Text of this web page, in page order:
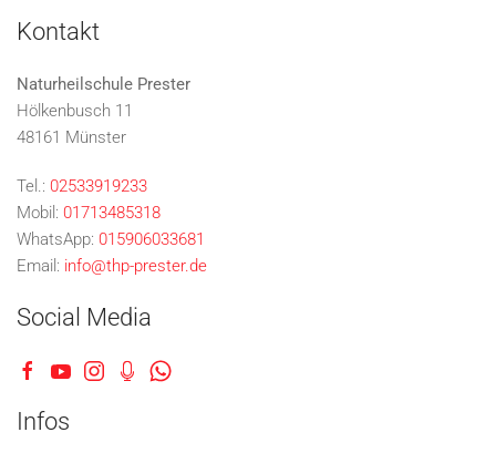
Kontakt
Naturheilschule Prester
Hölkenbusch 11
48161 Münster
Tel.: 02533919233
Mobil: 01713485318
WhatsApp: 015906033681
Email: info@thp-prester.de
Social Media
Infos